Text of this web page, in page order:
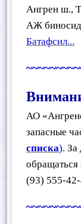
Ангрен ш.,
AЖ
Батафсил...
АО
запасные
списка). За
обращаться
(93) 555-